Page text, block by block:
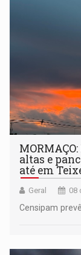
altas e
até em
Geral 08
Censipam